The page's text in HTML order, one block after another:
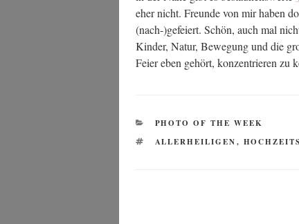
eher nicht. Freun­de von mir haben
(nach-)gefeiert. Schön, auch mal
Kin­der, Natur, Bewe­gung und die
Fei­er eben gehört, kon­zen­trie­ren zu
KATEGORIEN
PHOTO OF THE WEEK
SCHLAGWÖRTER
ALLERHEILIGEN,